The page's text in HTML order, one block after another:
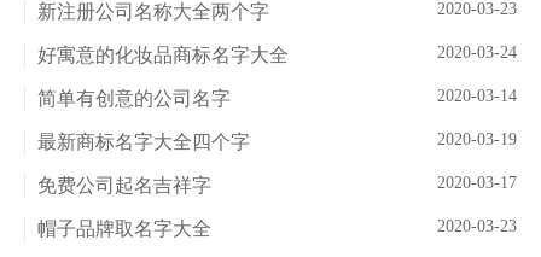
2020-03-23
新注册公司名称大全两个字
2020-03-24
好寓意的化妆品商标名字大全
2020-03-14
简单有创意的公司名字
2020-03-19
最新商标名字大全四个字
2020-03-17
免费公司起名吉祥字
2020-03-23
帽子品牌取名字大全